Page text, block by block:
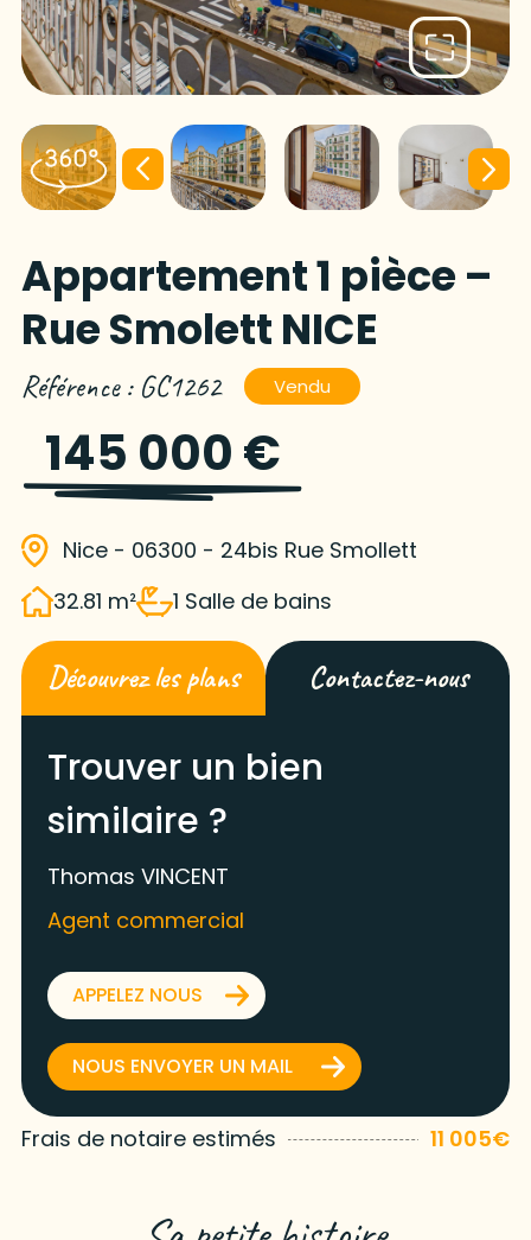
Appartement 1 pièce –
Rue Smolett NICE
Référence : GC1262 Vendu
145 000 €
Nice - 06300 - 24bis Rue Smollett
32.81 m²
1 Salle de bains
Découvrez les plans Contactez-nous
Trouver un bien
similaire ?
Thomas VINCENT
Agent commercial
APPELEZ NOUS
NOUS ENVOYER UN MAIL
Frais de notaire estimés 11 005€